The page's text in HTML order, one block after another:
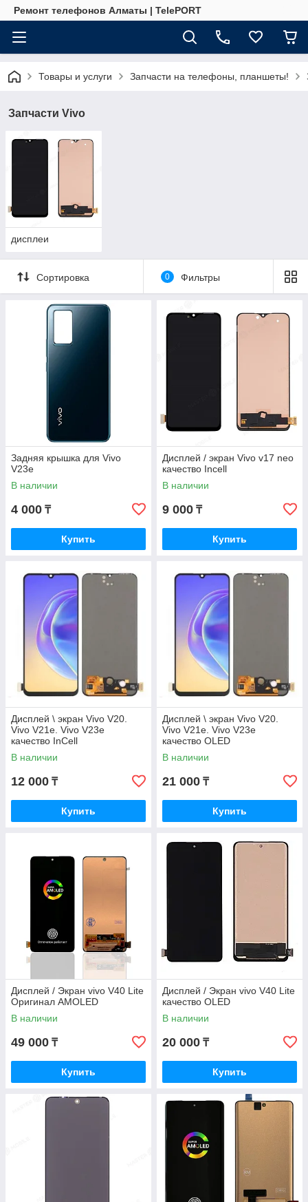
Ремонт телефонов Алматы | TelePORT
Товары и услуги Запчасти на телефоны, планшеты!
Запчасти Vivo
дисплеи
Сортировка 0 Фильтры
Задняя крышка для Vivo
V23e
В наличии
4 000 ₸
Купить
Дисплей / экран Vivo v17 neo
качество Incell
В наличии
9 000 ₸
Купить
Дисплей \ экран Vivo V20.
Vivo V21e. Vivo V23e
качество InCell
В наличии
12 000 ₸
Купить
Дисплей \ экран Vivo V20.
Vivo V21e. Vivo V23e
качество OLED
В наличии
21 000 ₸
Купить
Дисплей / Экран vivo V40 Lite
Оригинал AMOLED
В наличии
49 000 ₸
Купить
Дисплей / Экран vivo V40 Lite
качество OLED
В наличии
20 000 ₸
Купить